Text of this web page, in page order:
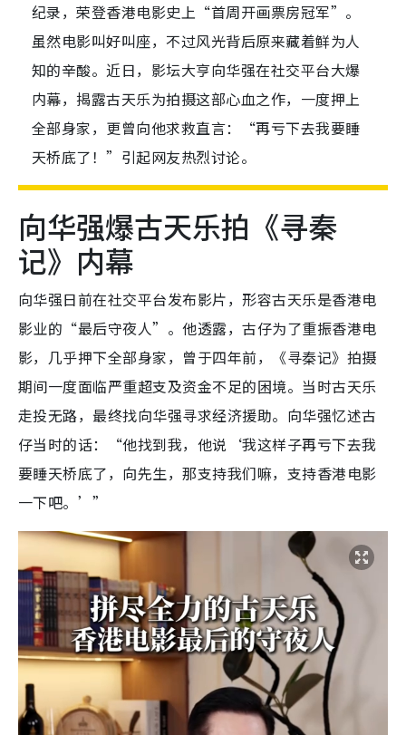
纪录，荣登香港电影史上“首周开画票房冠军”。
虽然电影叫好叫座，不过风光背后原来藏着鲜为人
知的辛酸。近日，影坛大亨向华强在社交平台大爆
内幕，揭露古天乐为拍摄这部心血之作，一度押上
全部身家，更曾向他求救直言：“再亏下去我要睡
天桥底了！”引起网友热烈讨论。
向华强爆古天乐拍《寻秦
记》内幕
向华强日前在社交平台发布影片，形容古天乐是香港电
影业的“最后守夜人”。他透露，古仔为了重振香港电
影，几乎押下全部身家，曾于四年前，《寻秦记》拍摄
期间一度面临严重超支及资金不足的困境。当时古天乐
走投无路，最终找向华强寻求经济援助。向华强忆述古
仔当时的话：“他找到我，他说‘我这样子再亏下去我
要睡天桥底了，向先生，那支持我们嘛，支持香港电影
一下吧。’”